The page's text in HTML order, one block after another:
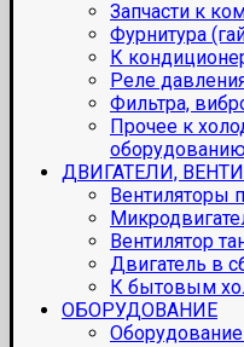
Запчасти к
Фурнитура
К
Реле
Фильтра,
Прочее к
ДВИГАТЕЛИ,
Вентиляторы
Вентилятор
Двигатель в
К бытовым
ОБОРУДОВАНИЕ